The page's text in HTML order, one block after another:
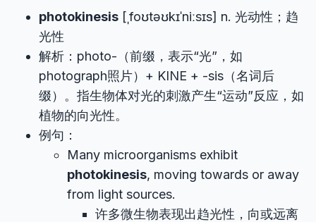
photokinesis [ˌfoʊtəʊkɪˈniːsɪs] n. 光动性；趋
光性
解析：photo-（前缀，表示“光”，如
photograph照片）+ KINE + -sis（名词后
缀）。指生物体对光的刺激产生“运动”反应，如
植物的向光性。
例句：
Many microorganisms exhibit
photokinesis, moving towards or away
from light sources.
许多微生物表现出趋光性，向或远离